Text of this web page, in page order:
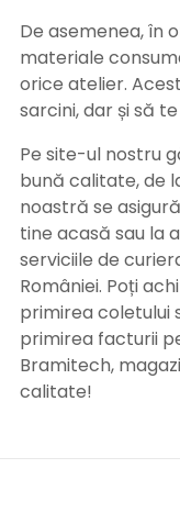
De asemenea, în
materiale
orice atelier.
sarcini, dar și să
Pe site-ul nostru
bună calitate, de
noastră se
tine acasă sau la
serviciile de
României. Poți
primirea coletului
primirea facturii
Bramitech,
calitate!